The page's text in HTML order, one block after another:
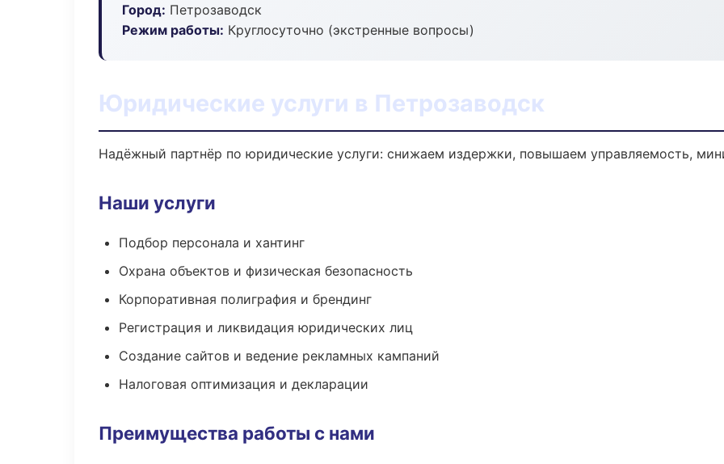
Город: Петрозаводск
Режим работы: Круглосуточно (экстренные вопросы)
Юридические услуги в Петрозаводск
Надёжный партнёр по юридические услуги: снижаем издержки, повышаем управляемость,
Наши услуги
Подбор персонала и хантинг
Охрана объектов и физическая безопасность
Корпоративная полиграфия и брендинг
Регистрация и ликвидация юридических лиц
Создание сайтов и ведение рекламных кампаний
Налоговая оптимизация и декларации
Преимущества работы с нами